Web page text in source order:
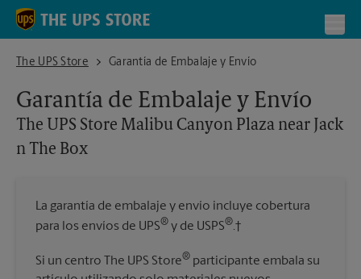
Skip to content
Return to Nav
The UPS Store
The UPS Store Malibu Canyon Plaza near Jack n The Box
Garantía de Embalaje y Envío
Garantía de Embalaje y Envío
The UPS Store Malibu Canyon Plaza near Jack
n The Box
La garantía de embalaje y envío incluye cobertura
para los envíos de UPS® y de USPS®.†
Si un centro The UPS Store® participante embala su